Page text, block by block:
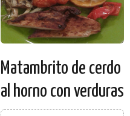
Matambrito de cerdo
al horno con verduras